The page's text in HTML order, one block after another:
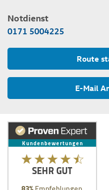
Notdienst
0171 5004225
Route
E-Mail